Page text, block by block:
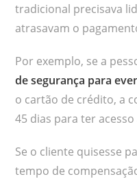
tradicional precisava
atrasavam o
Por exemplo, se a
de segurança para
o cartão de crédito, a
45 dias para ter
Se o cliente quisesse
tempo de